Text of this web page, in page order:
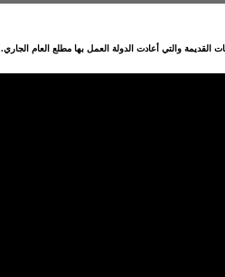
والتي أعادت الدولة العمل بها مطلع العام الجاري.